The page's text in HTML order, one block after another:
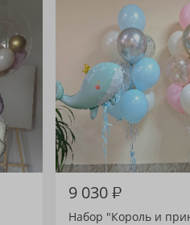
9 030₽
Набор "Король и